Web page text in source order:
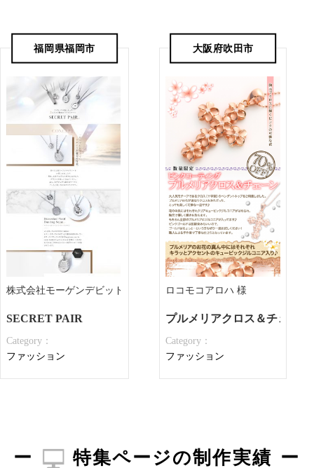
福岡県福岡市
株式会社モーゲンデビッド 様
SECRET PAIR
Category：
ファッション
大阪府吹田市
ロコモコアロハ 様
プルメリアクロス＆チェーン
Category：
ファッション
特集ページの制作実績